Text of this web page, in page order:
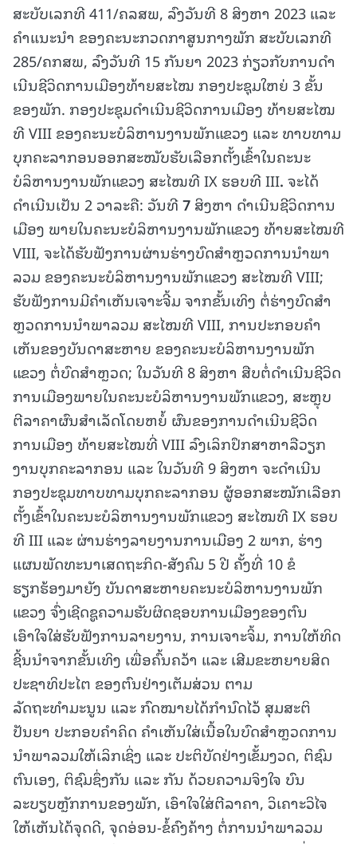
ສະບັບເລກທີ 411/ຄລສພ, ລົງວັນທີ 8 ສິງຫາ 2023 ແລະ
ຄໍາແນະນໍາ ຂອງຄະນະກວດກາສູນກາງພັກ ສະບັບເລກທີ
285/ຄກສພ, ລົງວັນທີ 15 ກັນຍາ 2023 ກ່ຽວກັບການດໍາ
ເນີນຊີວິດການເມືອງທ້າຍສະໄໝ ກອງປະຊຸມໃຫຍ່ 3 ຂັ້ນ
ຂອງພັກ. ກອງປະຊຸມດໍາເນີນຊີວິດການເມືອງ ທ້າຍສະໄໝ
ທີ VIII ຂອງຄະນະບໍລິຫານງານພັກແຂວງ ແລະ ທາບທາມ
ບຸກຄະລາກອນອອກສະໝັບຮັບເລືອກຕັ້ງເຂົ້າໃນຄະນະ
ບໍລິຫານງານພັກແຂວງ ສະໄໝທີ IX ຮອບທີ III. ຈະໄດ້
ດຳເນີນເປັນ 2 ວາລະຄື: ວັນທີ7 ສິງຫາ ດໍາເນີນຊີວິດການ
ເມືອງ ພາຍໃນຄະນະບໍລິຫານງານພັກແຂວງ ທ້າຍສະໄໝທີ
VIII, ຈະໄດ້ຮັບຟັງການຜ່ານຮ່າງບົດສໍາຫຼວດການນໍາພາ
ລວມ ຂອງຄະນະບໍລິຫານງານພັກແຂວງ ສະໄໝທີ VIII;
ຮັບຟັງການມີຄໍາເຫັນເຈາະຈີ້ມ ຈາກຂັ້ນເທິງ ຕໍ່ຮ່າງບົດສໍາ
ຫຼວດການນໍາພາລວມ ສະໄໝທີ VIII, ການປະກອບຄໍາ
ເຫັນຂອງບັນດາສະຫາຍ ຂອງຄະນະບໍລິຫານງານພັກ
ແຂວງ ຕໍ່ບົດສຳຫຼວດ; ໃນວັນທີ 8 ສິງຫາ ສືບຕໍ່ດໍາເນີນຊີວິດ
ການເມືອງພາຍໃນຄະນະບໍລິຫານງານພັກແຂວງ, ສະຫຼຸບ
ຕີລາຄາຜົນສໍາເລັດໂດຍຫຍໍ້ ຜົນຂອງການດໍາເນີນຊີວິດ
ການເມືອງ ທ້າຍສະໄໝທີ່ VIII ລົງເລິກປຶກສາຫາລືວຽກ
ງານບຸກຄະລາກອນ ແລະ ໃນວັນທີ 9 ສິງຫາ ຈະດໍາເນີນ
ກອງປະຊຸມທາບທາມບຸກຄະລາກອນ ຜູ້ອອກສະໝັກເລືອກ
ຕັ້ງເຂົ້າໃນຄະນະບໍລິຫານງານພັກແຂວງ ສະໄໝທີ IX ຮອບ
ທີ III ແລະ ຜ່ານຮ່າງລາຍງານການເມືອງ 2 ພາກ, ຮ່າງ
ແຜນພັດທະນາເສດຖະກິດ-ສັງຄົມ 5 ປີ ຄັ້ງທີ່ 10 ຂໍ
ຮຽກຮ້ອງມາຍັງ ບັນດາສະຫາຍຄະນະບໍລິຫານງານພັກ
ແຂວງ ຈົ່ງເຊີດຊູຄວາມຮັບຜິດຊອບການເມືອງຂອງຕົນ
ເອົາໃຈໃສ່ຮັບຟັງການລາຍງານ, ການເຈາະຈິ້ມ, ການໃຫ້ທິດ
ຊີ້ນນຳຈາກຂັ້ນເທິງ ເພື່ອຄົ້ນຄວ້າ ແລະ ເສີມຂະຫຍາຍສິດ
ປະຊາທິປະໄຕ ຂອງຕົນຢ່າງເຕັມສ່ວນ ຕາມ
ລັດຖະທຳມະນູນ ແລະ ກົດໝາຍໄດ້ກຳນົດໄວ້ ສຸມສະຕິ
ປັນຍາ ປະກອບຄຳຄິດ ຄຳເຫັນໃສ່ເນື້ອໃນບົດສຳຫຼວດການ
ນຳພາລວມໃຫ້ເລິກເຊິ່ງ ແລະ ປະຕິບັດຢ່າງເຂັ້ມງວດ, ຕິຊົມ
ຕົນເອງ, ຕິຊົມຊຶ່ງກັນ ແລະ ກັນ ດ້ວຍຄວາມຈິງໃຈ ບົນ
ລະບຽບຫຼັກການຂອງພັກ, ເອົາໃຈໃສ່ຕີລາຄາ, ວິເຄາະວິໄຈ
ໃຫ້ເຫັນໄດ້ຈຸດດີ, ຈຸດອ່ອນ-ຂໍ້ຄົງຄ້າງ ຕໍ່ການນຳພາລວມ